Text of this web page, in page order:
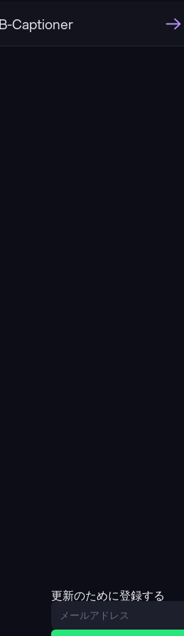
Captioner
更新のために登録する